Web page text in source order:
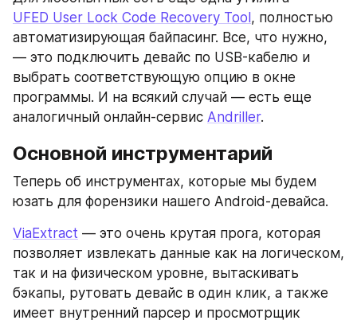
UFED User Lock Code Recovery Tool , полностью
автоматизирующая байпасинг. Все, что нужно,
— это подключить девайс по USB-кабелю и
выбрать соответствующую опцию в окне
программы. И на всякий случай — есть еще
аналогичный онлайн-сервис Andriller.
Основной инструментарий
Теперь об инструментах, которые мы будем
юзать для форензики нашего Android-девайса.
ViaExtract — это очень крутая прога, которая
позволяет извлекать данные как на логическом,
так и на физическом уровне, вытаскивать
бэкапы, рутовать девайс в один клик, а также
имеет внутренний парсер и просмотрщик